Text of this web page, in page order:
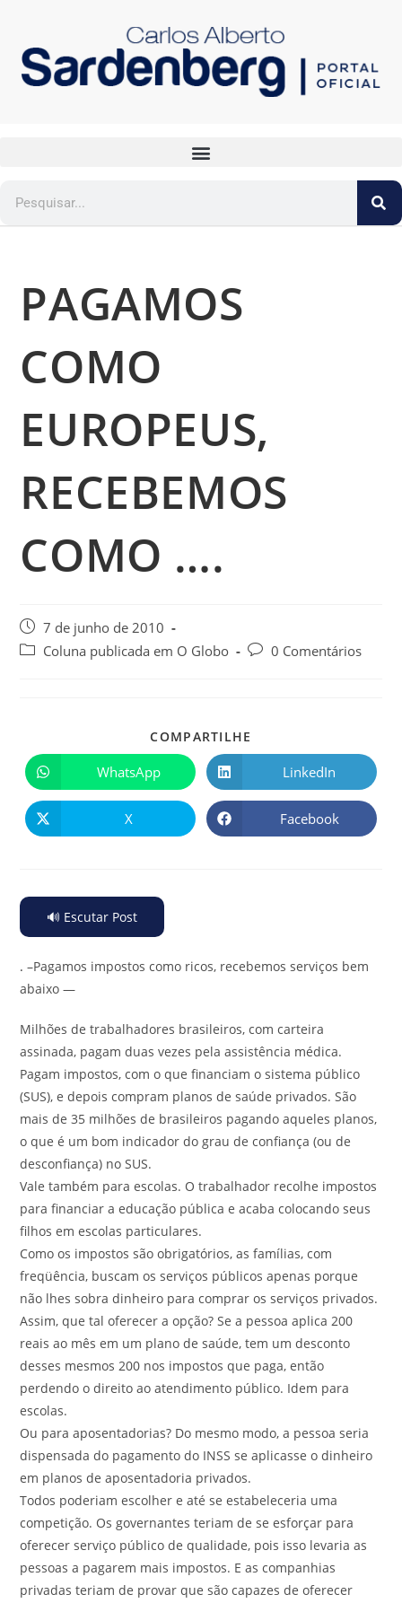
PAGAMOS
COMO
EUROPEUS,
RECEBEMOS
COMO ….
7 de junho de 2010
Coluna publicada em O Globo
0 Comentários
COMPARTILHE
WhatsApp LinkedIn
X Facebook
🔊 Escutar Post
. –Pagamos impostos como ricos, recebemos serviços bem
abaixo —
Milhões de trabalhadores brasileiros, com carteira
assinada, pagam duas vezes pela assistência médica.
Pagam impostos, com o que financiam o sistema público
(SUS), e depois compram planos de saúde privados. São
mais de 35 milhões de brasileiros pagando aqueles planos,
o que é um bom indicador do grau de confiança (ou de
desconfiança) no SUS.
Vale também para escolas. O trabalhador recolhe impostos
para financiar a educação pública e acaba colocando seus
filhos em escolas particulares.
Como os impostos são obrigatórios, as famílias, com
freqüência, buscam os serviços públicos apenas porque
não lhes sobra dinheiro para comprar os serviços privados.
Assim, que tal oferecer a opção? Se a pessoa aplica 200
reais ao mês em um plano de saúde, tem um desconto
desses mesmos 200 nos impostos que paga, então
perdendo o direito ao atendimento público. Idem para
escolas.
Ou para aposentadorias? Do mesmo modo, a pessoa seria
dispensada do pagamento do INSS se aplicasse o dinheiro
em planos de aposentadoria privados.
Todos poderiam escolher e até se estabeleceria uma
competição. Os governantes teriam de se esforçar para
oferecer serviço público de qualidade, pois isso levaria as
pessoas a pagarem mais impostos. E as companhias
privadas teriam de provar que são capazes de oferecer